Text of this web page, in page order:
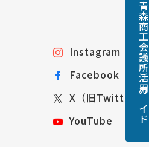
青森商工会議所活用ガイド
Instagram
Facebook
X（旧Twitter）
YouTube